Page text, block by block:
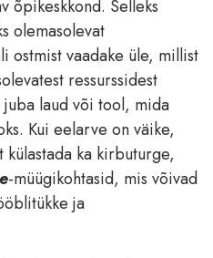
õpikeskkond. Selleks
olemasolevat
ostmist vaadake üle, millist
ressurssidest
laud või tool, mida
Kui eelarve on väike,
ka kirbuturge,
-müügikohtasid, mis võivad
ja